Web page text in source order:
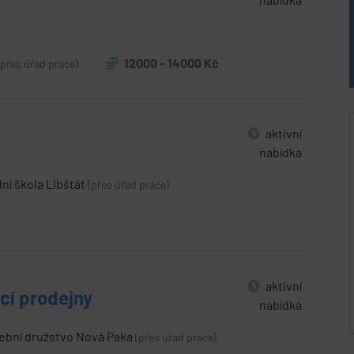
úřad práce) 12000 - 14000 Kč
aktivní
nabídka
škola Libštát (přes úřad práce)
prodejny
aktivní
nabídka
družstvo Nová Paka (přes úřad práce)